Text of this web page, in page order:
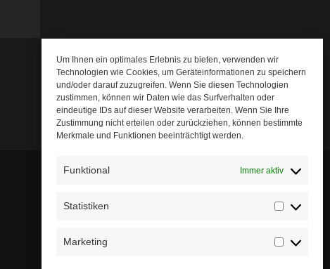
Um Ihnen ein optimales Erlebnis zu bieten, verwenden wir
Technologien wie Cookies, um Geräteinformationen zu speichern
und/oder darauf zuzugreifen. Wenn Sie diesen Technologien
zustimmen, können wir Daten wie das Surfverhalten oder
eindeutige IDs auf dieser Website verarbeiten. Wenn Sie Ihre
Zustimmung nicht erteilen oder zurückziehen, können bestimmte
Merkmale und Funktionen beeinträchtigt werden.
Funktional Immer aktiv
Statistiken
Marketing